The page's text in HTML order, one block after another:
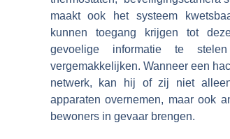
maakt ook het systeem
kunnen toegang krijgen tot
gevoelige informatie te
vergemakkelijken. Wanneer een
netwerk, kan hij of zij niet
apparaten overnemen, maar ook
bewoners in gevaar brengen.